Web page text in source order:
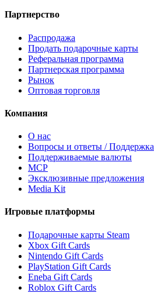
Партнерство
Распродажа
Продать подарочные карты
Реферальная программа
Партнерская программа
Рынок
Оптовая торговля
Компания
О нас
Вопросы и ответы / Поддержка
Поддерживаемые валюты
MCP
Эксклюзивные предложения
Media Kit
Игровые платформы
Подарочные карты Steam
Xbox Gift Cards
Nintendo Gift Cards
PlayStation Gift Cards
Eneba Gift Cards
Roblox Gift Cards